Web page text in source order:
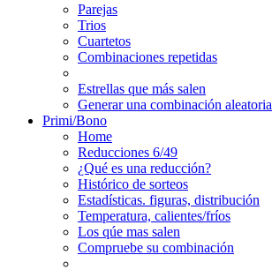
Parejas
Trios
Cuartetos
Combinaciones repetidas
Estrellas que más salen
Generar una combinación aleatoria
Primi/Bono
Home
Reducciones 6/49
¿Qué es una reducción?
Histórico de sorteos
Estadísticas. figuras, distribución
Temperatura, calientes/fríos
Los qúe mas salen
Compruebe su combinación